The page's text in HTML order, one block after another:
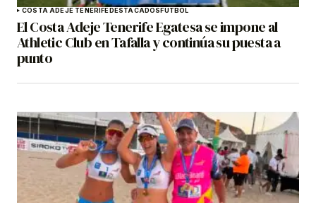
COSTA ADEJE TENERIFEDESTACADOSFÚTBOL
El Costa Adeje Tenerife Egatesa se impone al
Athletic Club en Tafalla y continúa su puesta a
punto